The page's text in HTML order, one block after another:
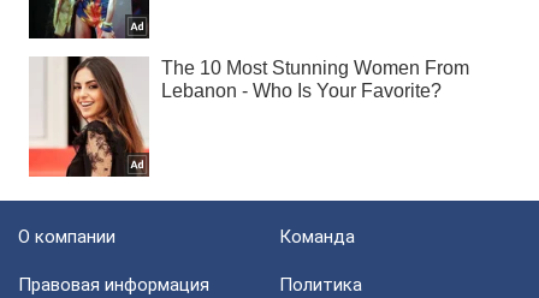
О компании Команда
Правовая информация
Политика